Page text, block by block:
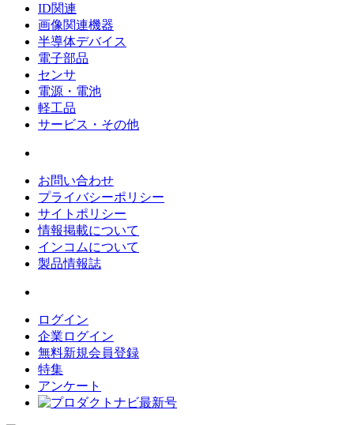
ID関連
画像関連機器
半導体デバイス
電子部品
センサ
電源・電池
軽工品
サービス・その他
お問い合わせ
プライバシーポリシー
サイトポリシー
情報掲載について
インコムについて
製品情報誌
ログイン
企業ログイン
無料新規会員登録
特集
アンケート